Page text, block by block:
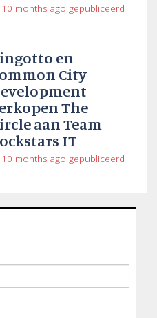
10 months ago gepubliceerd
en
City
The
aan Team
IT
10 months ago gepubliceerd